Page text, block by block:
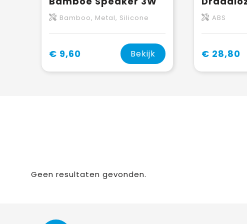
Bamboo, Metal, Silicone
€ 9,60 Bekijk
ABS
€ 28,80
Geen resultaten gevonden.